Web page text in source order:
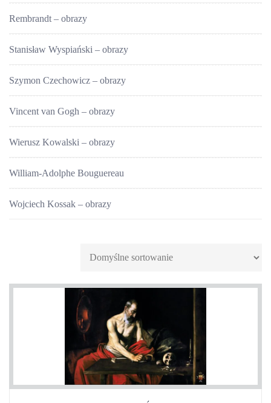
Rembrandt – obrazy
Stanisław Wyspiański – obrazy
Szymon Czechowicz – obrazy
Vincent van Gogh – obrazy
Wierusz Kowalski – obrazy
William-Adolphe Bouguereau
Wojciech Kossak – obrazy